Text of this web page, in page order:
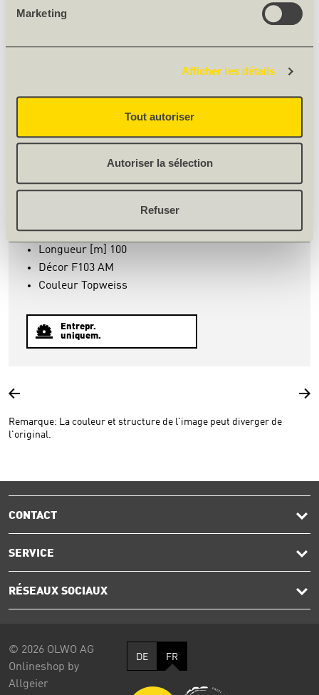
Marketing
Afficher les détails
Tout autoriser
Autoriser la sélection
Refuser
Matériau décoratif à base de bois, revêtu et construit en 2
feuilles.
ACCESSOIRES
MAX CHANTS ÉPAIS ABS
122839
Largeur [mm] 23
Longueur [m] 100
Décor F103 AM
Couleur Topweiss
Entrepr.
uniquem.
Remarque: La couleur et structure de l'image peut diverger de
l'original.
CONTACT
SERVICE
RÉSEAUX SOCIAUX
© 2026 OLWO AG
Onlineshop by
Allgeier
DE FR